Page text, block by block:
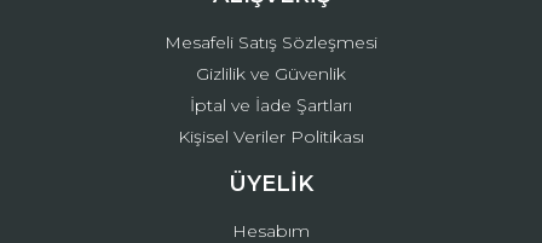
Mesafeli Satış Sözleşmesi
Gizlilik ve Güvenlik
İptal ve İade Şartları
Kişisel Veriler Politikası
ÜYELİK
Hesabım